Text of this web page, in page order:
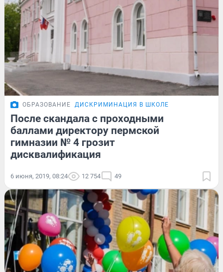
ОБРАЗОВАНИЕ ДИСКРИМИНАЦИЯ В ШКОЛЕ
После скандала с проходными
баллами директору пермской
гимназии № 4 грозит
дисквалификация
6 июня, 2019, 08:24 12 754 49